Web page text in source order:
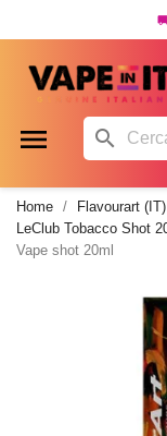
 
Home Flavourart (IT)
LeClub Tobacco Shot
Vape shot 20ml